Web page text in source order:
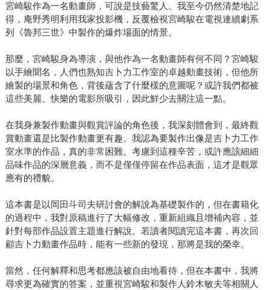
宮崎駿作為一名動畫師，可說是技藝驚人。我至今仍然清楚地記
得，庵野秀明利用我家投影機，反覆檢視宮崎駿在電視連續劇系
列《魯邦三世》中製作的爆炸場面的情景。
那麼，宮崎駿身為導演，與他作為一名動畫師有何不同？宮崎駿
以手繪聞名，人們也熟知吉卜力工作室的卓越動畫技術，但他所
繪製的場景和角色，背後蘊含了什麼樣的意圖呢？或許我們都被
這些美麗、快樂的電影所吸引，因此鮮少去關注這一點。
在我身兼製作動畫與觀賞評論的角色後，我深刻體會到，最終觀
賞動畫還是比製作動畫更有趣。我認為要製作出像是吉卜力工作
室水準的作品，真的非常困難。考慮到這種辛苦，或許應該細細
品味作品的深層意義，而不是僅僅停留在作品表面，這才是觀眾
應有的禮貌。
這本書是以岡田斗司夫研討會的解說為基礎製作的，但在書籍化
的過程中，我對原稿進行了大幅修改，重新組織且增補內容，並
針對每部作品設置主題進行解說。若讀者閱讀完這本書，再次回
顧吉卜力動畫作品時，能有一些新的發現，那將是我的榮幸。
當然，任何解釋和思考都應該被自由地看待，但在本書中，我將
尋求更為確實的答案，並重視宮崎駿和製作人鈴木敏夫等相關人